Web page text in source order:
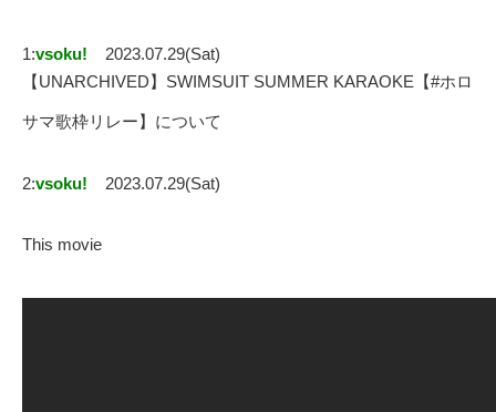
1:vsoku!
2023.07.29(Sat)
【UNARCHIVED】SWIMSUIT SUMMER KARAOKE【#ホロ
サマ歌枠リレー】について
2:vsoku! 2023.07.29(Sat)
This movie